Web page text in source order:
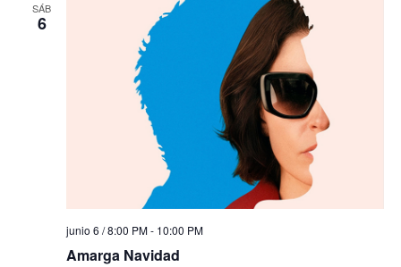
SÁB
6
junio 6 / 8:00 PM- 10:00 PM
Amarga Navidad